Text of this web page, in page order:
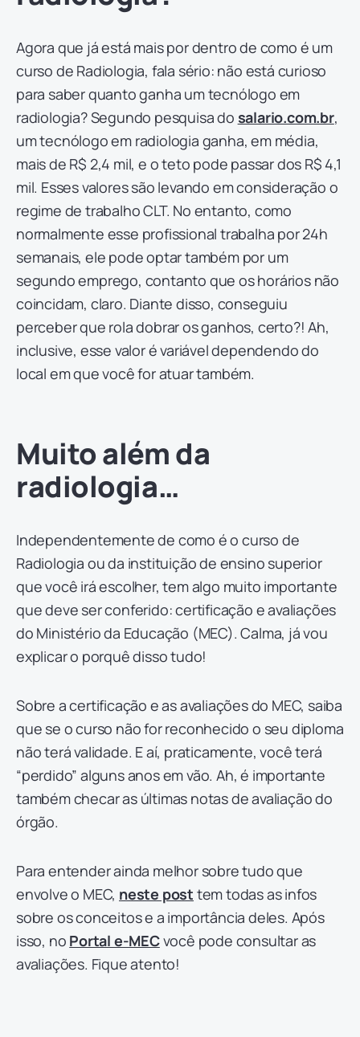
Agora que já está mais por dentro de como é um
curso de Radiologia, fala sério: não está curioso
para saber quanto ganha um tecnólogo em
radiologia? Segundo pesquisa do salario.com.br,
um tecnólogo em radiologia ganha, em média,
mais de R$ 2,4 mil, e o teto pode passar dos R$ 4,1
mil. Esses valores são levando em consideração o
regime de trabalho CLT. No entanto, como
normalmente esse profissional trabalha por 24h
semanais, ele pode optar também por um
segundo emprego, contanto que os horários não
coincidam, claro. Diante disso, conseguiu
perceber que rola dobrar os ganhos, certo?! Ah,
inclusive, esse valor é variável dependendo do
local em que você for atuar também.
Muito além da
radiologia…
Independentemente de como é o curso de
Radiologia ou da instituição de ensino superior
que você irá escolher, tem algo muito importante
que deve ser conferido: certificação e avaliações
do Ministério da Educação (MEC). Calma, já vou
explicar o porquê disso tudo!
Sobre a certificação e as avaliações do MEC, saiba
que se o curso não for reconhecido o seu diploma
não terá validade. E aí, praticamente, você terá
“perdido” alguns anos em vão. Ah, é importante
também checar as últimas notas de avaliação do
órgão.
Para entender ainda melhor sobre tudo que
envolve o MEC, neste post tem todas as infos
sobre os conceitos e a importância deles. Após
isso, no Portal e-MECvocê pode consultar as
avaliações. Fique atento!